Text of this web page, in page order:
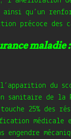
qu’un
précoce des
du
sanitaire de la
25% des
médicale